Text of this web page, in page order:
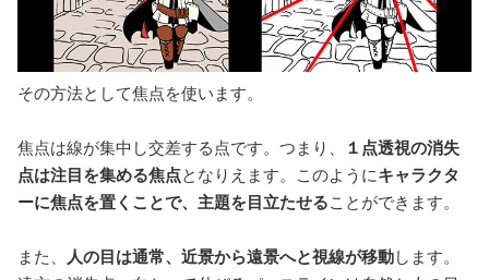
その方法として焦点を使います。
焦点は線が集中し交差する点です。つまり、
１点透視の消失
点は注目を集める焦点となりえます。このようにキャラクタ
ーに焦点を置くことで、主題を目立たせることができます。
また、 人の目は通常、近景から遠景へと視線が移動します。